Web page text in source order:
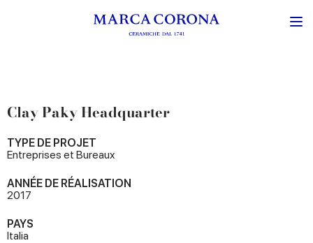
Clay Paky Headquarter
TYPE DE PROJET
Entreprises et Bureaux
ANNÉE DE RÉALISATION
2017
PAYS
Italia